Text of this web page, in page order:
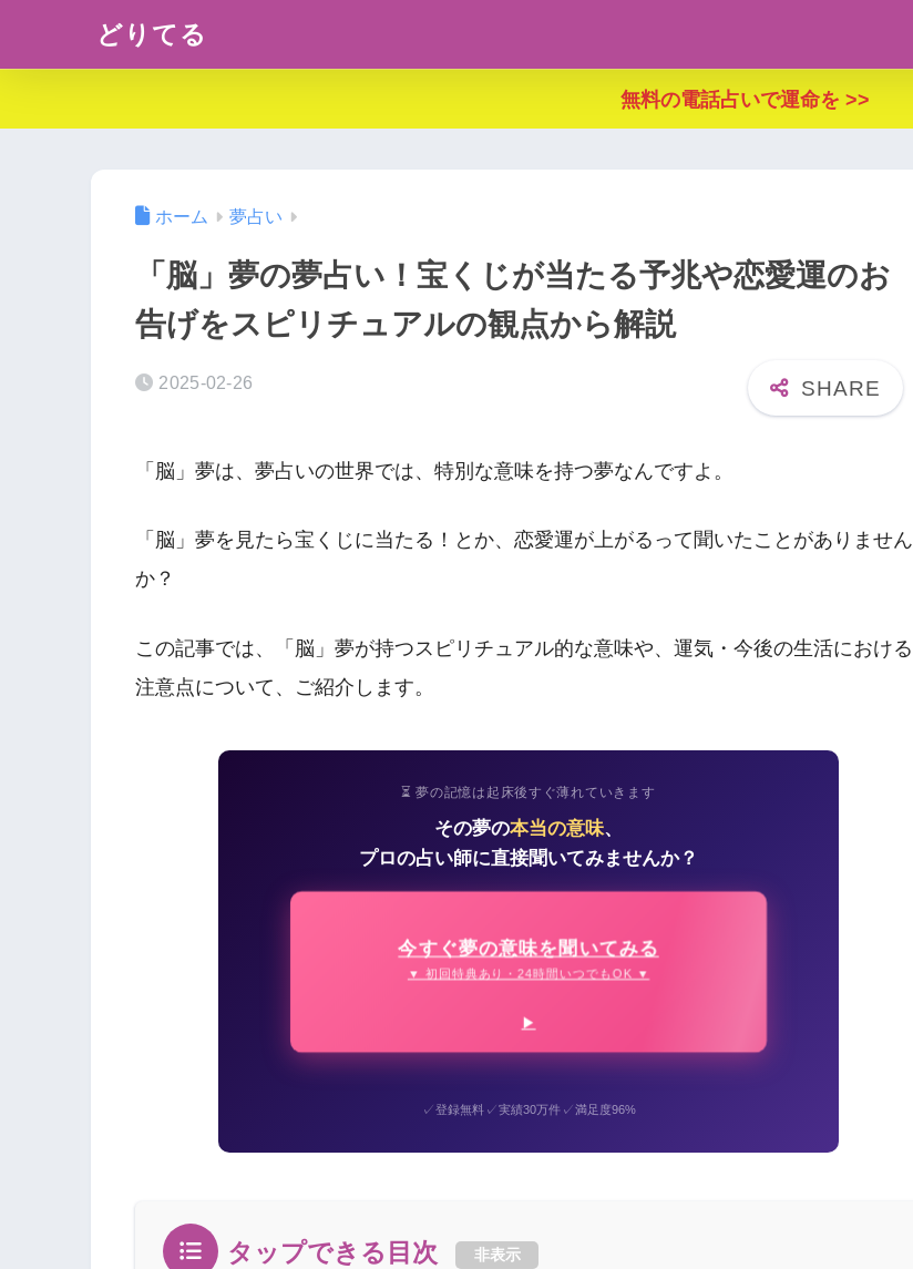
どりてる
無料の電話占いで運命を >>
ホーム 夢占い
「脳」夢の夢占い！宝くじが当たる予兆や恋愛運のお
告げをスピリチュアルの観点から解説
2025-02-26
「脳」夢は、夢占いの世界では、特別な意味を持つ夢なんですよ。
「脳」夢を見たら宝くじに当たる！とか、恋愛運が上がるって聞いたことがありません
か？
この記事では、「脳」夢が持つスピリチュアル的な意味や、運気・今後の生活における
注意点について、ご紹介します。
⏳ 夢の記憶は起床後すぐ薄れていきます
その夢の本当の意味、
プロの占い師に直接聞いてみませんか？
今すぐ夢の意味を聞いてみる
▼ 初回特典あり・24時間いつでもOK ▼
✓登録無料✓実績30万件✓満足度96%
タップできる目次 非表示